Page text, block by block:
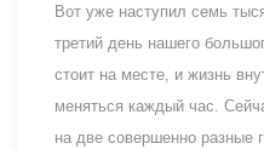
Вот уже наступил семь
третий день нашего
стоит на месте, и жизнь
меняться каждый час.
на две совершенно разные